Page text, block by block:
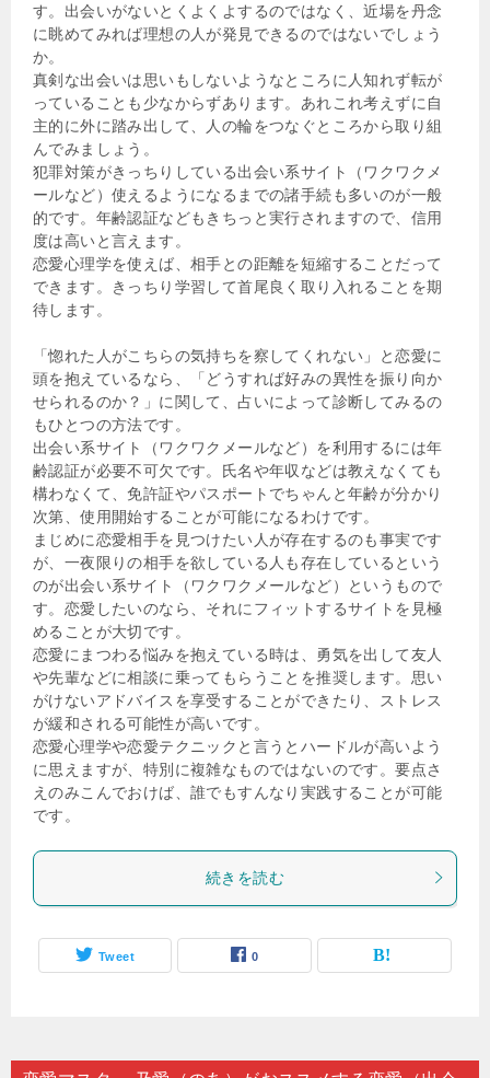
す。出会いがないとくよくよするのではなく、近場を丹念
に眺めてみれば理想の人が発見できるのではないでしょう
か。
真剣な出会いは思いもしないようなところに人知れず転が
っていることも少なからずあります。あれこれ考えずに自
主的に外に踏み出して、人の輪をつなぐところから取り組
んでみましょう。
犯罪対策がきっちりしている出会い系サイト（ワクワクメ
ールなど）使えるようになるまでの諸手続も多いのが一般
的です。年齢認証などもきちっと実行されますので、信用
度は高いと言えます。
恋愛心理学を使えば、相手との距離を短縮することだって
できます。きっちり学習して首尾良く取り入れることを期
待します。
「惚れた人がこちらの気持ちを察してくれない」と恋愛に
頭を抱えているなら、「どうすれば好みの異性を振り向か
せられるのか？」に関して、占いによって診断してみるの
もひとつの方法です。
出会い系サイト（ワクワクメールなど）を利用するには年
齢認証が必要不可欠です。氏名や年収などは教えなくても
構わなくて、免許証やパスポートでちゃんと年齢が分かり
次第、使用開始することが可能になるわけです。
まじめに恋愛相手を見つけたい人が存在するのも事実です
が、一夜限りの相手を欲している人も存在しているという
のが出会い系サイト（ワクワクメールなど）というもので
す。恋愛したいのなら、それにフィットするサイトを見極
めることが大切です。
恋愛にまつわる悩みを抱えている時は、勇気を出して友人
や先輩などに相談に乗ってもらうことを推奨します。思い
がけないアドバイスを享受することができたり、ストレス
が緩和される可能性が高いです。
恋愛心理学や恋愛テクニックと言うとハードルが高いよう
に思えますが、特別に複雑なものではないのです。要点さ
えのみこんでおけば、誰でもすんなり実践することが可能
です。
続きを読む
Tweet 0